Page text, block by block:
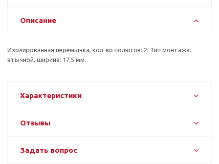
Описание
Изолированная перемычка, кол-во полюсов: 2. Тип монтажа:
втычной, ширина: 17,5 мм.
Характеристики
Отзывы
Задать вопрос